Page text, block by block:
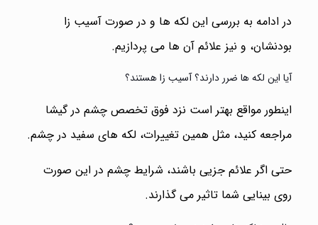
در ادامه به بررسی این لکه ها و در صورت آسیب زا
بودنشان، و نیز علائم آن ها می پردازیم.
آیا این لکه ها ضرر دارند؟ آسیب زا هستند؟
اینطور مواقع بهتر است نزد فوق تخصص چشم در گیشا
مراجعه کنید، مثل همین تغییرات، لکه های سفید در چشم.
حتی اگر علائم جزیی باشند، شرایط چشم در این صورت
روی بینایی شما تاثیر می گذارند.